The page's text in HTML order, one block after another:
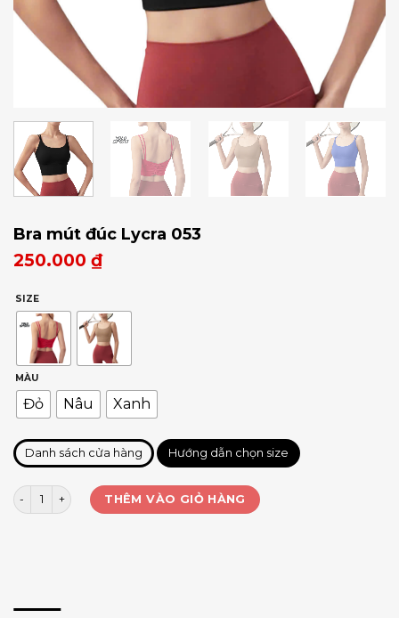
Bra mút đúc Lycra 053
250.000 ₫
SIZE
MÀU
Đỏ Nâu Xanh
Danh sách cửa hàng Hướng dẫn chọn size
Bra mút đúc Lycra 053 số lượng
THÊM VÀO GIỎ HÀNG